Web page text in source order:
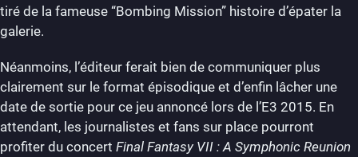
tiré de la fameuse “Bombing Mission” histoire d’épater la
galerie.
Néanmoins, l’éditeur ferait bien de communiquer plus
clairement sur le format épisodique et d’enfin lâcher une
date de sortie pour ce jeu annoncé lors de l’E3 2015. En
attendant, les journalistes et fans sur place pourront
profiter du concert Final Fantasy VII : A Symphonic Reunion